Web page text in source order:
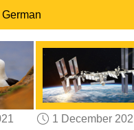
1 December